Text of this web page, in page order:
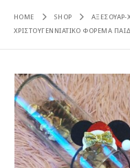
HOME SHOP ΑΞΕΣΟΥΑΡ-
ΧΡΙΣΤΟΥΓΕΝΝΙΑΤΙΚΟ ΦΟΡΕΜΑ